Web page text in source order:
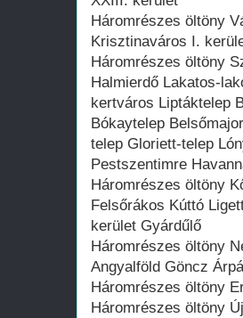
Háromrészes öltöny
Krisztinaváros I.
Háromrészes öltöny
Halmierdő Lakatos-
kertváros Liptáktelep
Bókaytelep
telep Gloriett-telep
Pestszentimre
Háromrészes öltöny
Felsőrákos Kúttó
kerület Gyárdűlő
Háromrészes öltöny
Angyalföld Göncz
Háromrészes öltöny
Háromrészes öltöny